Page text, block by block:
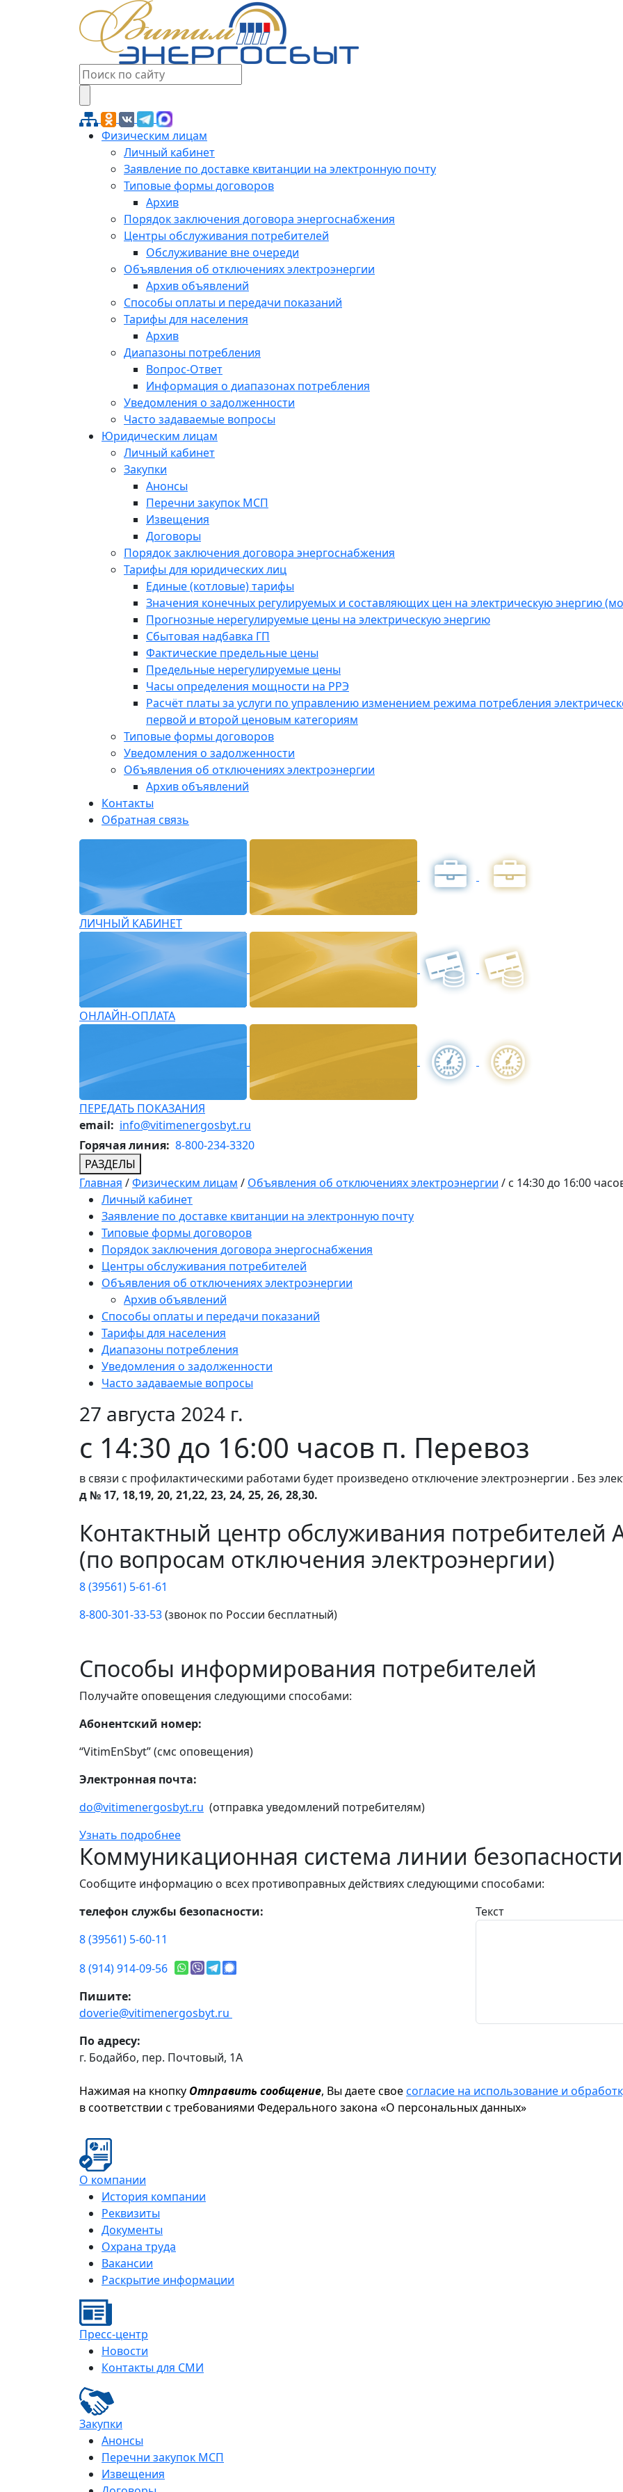
Физическим лицам
Личный кабинет
Заявление по доставке квитанции на электронную почту
Типовые формы договоров
Архив
Порядок заключения договора энергоснабжения
Центры обслуживания потребителей
Обслуживание вне очереди
Объявления об отключениях электроэнергии
Архив объявлений
Способы оплаты и передачи показаний
Тарифы для населения
Архив
Диапазоны потребления
Вопрос-Ответ
Информация о диапазонах потребления
Уведомления о задолженности
Часто задаваемые вопросы
Юридическим лицам
Личный кабинет
Закупки
Анонсы
Перечни закупок МСП
Извещения
Договоры
Порядок заключения договора энергоснабжения
Тарифы для юридических лиц
Единые (котловые) тарифы
Значения конечных регулируемых и составляющих цен на электрическую энергию
Прогнозные нерегулируемые цены на электрическую энергию
Сбытовая надбавка ГП
Фактические предельные цены
Предельные нерегулируемые цены
Часы определения мощности на РРЭ
Расчёт платы за услуги по управлению изменением режима потребления
первой и второй ценовым категориям
Типовые формы договоров
Уведомления о задолженности
Объявления об отключениях электроэнергии
Архив объявлений
Контакты
Обратная связь
ЛИЧНЫЙ КАБИНЕТ
ОНЛАЙН-ОПЛАТА
ПЕРЕДАТЬ ПОКАЗАНИЯ
email: info@vitimenergosbyt.ru
Горячая линия: 8-800-234-3320
РАЗДЕЛЫ
Главная /Физическим лицам / Объявления об отключениях электроэнергии / с 14:30 до 16:00
Личный кабинет
Заявление по доставке квитанции на электронную почту
Типовые формы договоров
Порядок заключения договора энергоснабжения
Центры обслуживания потребителей
Объявления об отключениях электроэнергии
Архив объявлений
Способы оплаты и передачи показаний
Тарифы для населения
Диапазоны потребления
Уведомления о задолженности
Часто задаваемые вопросы
27 августа 2024 г.
с 14:30 до 16:00 часов п. Перевоз
в связи с профилактическими работами будет произведено отключение электроэнергии . Без
д № 17, 18,19, 20, 21,22, 23, 24, 25, 26, 28,30.
Контактный центр обслуживания потребителей
(по вопросам отключения электроэнергии)
8 (39561) 5-61-61
8-800-301-33-53(звонок по России бесплатный)
Способы информирования потребителей
Получайте оповещения следующими способами:
Абонентский номер:
“VitimEnSbyt” (смс оповещения)
Электронная почта:
do@vitimenergosbyt.ru (отправка уведомлений потребителям)
Узнать подробнее
Коммуникационная система линии безопасности
Сообщите информацию о всех противоправных действиях следующими способами:
телефон службы безопасности:
8 (39561) 5-60-11
8 (914) 914-09-56
Пишите:
doverie@vitimenergosbyt.ru
По адресу:
г. Бодайбо, пер. Почтовый, 1А
Текст
Нажимая на кнопку Отправить сообщение, Вы даете своесогласие на использование и
в соответствии с требованиями Федерального закона «О персональных данных»
О компании
История компании
Реквизиты
Документы
Охрана труда
Вакансии
Раскрытие информации
Пресс-центр
Новости
Контакты для СМИ
Закупки
Анонсы
Перечни закупок МСП
Извещения